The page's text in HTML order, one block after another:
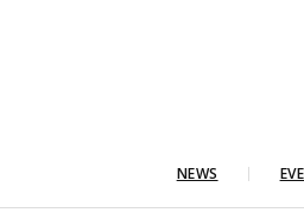
NEWS